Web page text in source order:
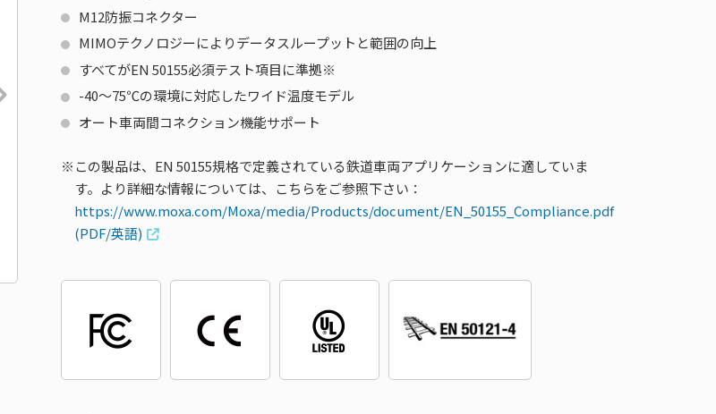
M12防振コネクター
MIMOテクノロジーによりデータスループットと範囲の向上
すべてがEN 50155必須テスト項目に準拠※
-40～75℃の環境に対応したワイド温度モデル
オート車両間コネクション機能サポート
この製品は、EN 50155規格で定義されている鉄道車両アプリケーションに適していま
す。より詳細な情報については、こちらをご参照下さい：
https://www.moxa.com/Moxa/media/Products/document/EN_50155_Compliance.pdf
(PDF/英語)